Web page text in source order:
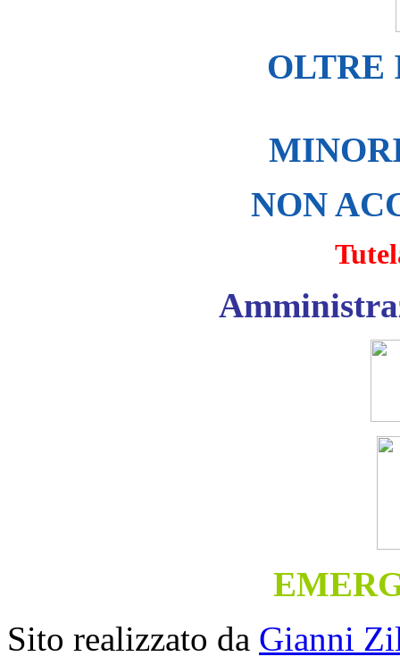
OLTRE
NON
Sito realizzato da Gianni